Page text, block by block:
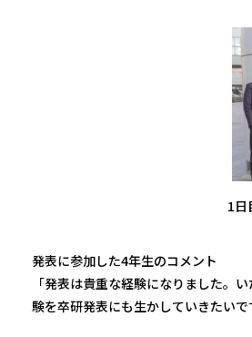
1日
発表に参加した4年生のコメント
「発表は貴重な経験になりました。
験を卒研発表にも生かしていきたいで